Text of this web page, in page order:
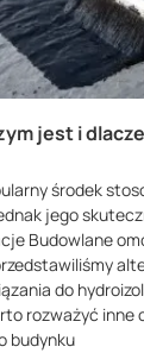
jest i
środek
jego
Budowlane
do
rozważyć inne
budynku